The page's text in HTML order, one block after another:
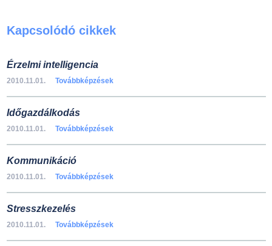
Kapcsolódó cikkek
Érzelmi intelligencia
2010.11.01. Továbbképzések
Időgazdálkodás
2010.11.01. Továbbképzések
Kommunikáció
2010.11.01. Továbbképzések
Stresszkezelés
2010.11.01. Továbbképzések